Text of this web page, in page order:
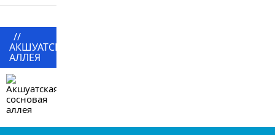
//
АКШУАТСКАЯ
АЛЛЕЯ